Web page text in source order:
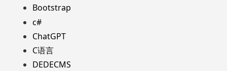
Bootstrap
c#
ChatGPT
C语言
DEDECMS